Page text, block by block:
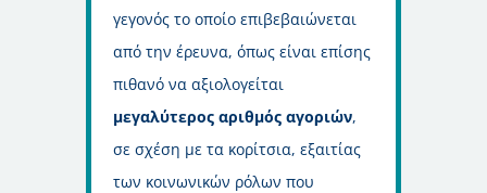
γεγονός το οποίο επιβεβαιώνεται
από την έρευνα, όπως είναι επίσης
πιθανό να αξιολογείται
μεγαλύτερος αριθμός αγοριών,
σε σχέση με τα κορίτσια, εξαιτίας
των κοινωνικών ρόλων που